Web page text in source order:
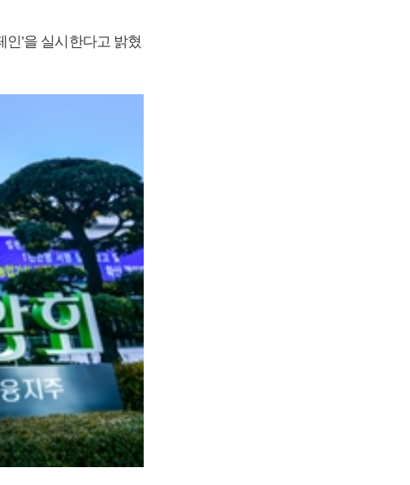
’을 실시한다고 밝혔